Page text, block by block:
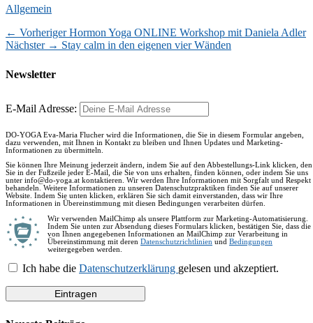
Kategorien
Allgemein
Beitragsnavigation
← Vorheriger Vorheriger
Beitrag:
Hormon Yoga ONLINE Workshop mit Daniela Adler
Nächster → Nächster
Stay calm in den eigenen vier Wänden
Newsletter
E-Mail Adresse:
DO-YOGA Eva-Maria Flucher wird die Informationen, die Sie in diesem Formular angeben,
dazu verwenden, mit Ihnen in Kontakt zu bleiben und Ihnen Updates und Marketing-
Informationen zu übermitteln.
Sie können Ihre Meinung jederzeit ändern, indem Sie auf den Abbestellungs-Link klicken, den
Sie in der Fußzeile jeder E-Mail, die Sie von uns erhalten, finden können, oder indem Sie uns
unter info@do-yoga.at kontaktieren. Wir werden Ihre Informationen mit Sorgfalt und Respekt
behandeln. Weitere Informationen zu unseren Datenschutzpraktiken finden Sie auf unserer
Website. Indem Sie unten klicken, erklären Sie sich damit einverstanden, dass wir Ihre
Informationen in Übereinstimmung mit diesen Bedingungen verarbeiten dürfen.
Wir verwenden MailChimp als unsere Plattform zur Marketing-Automatisierung.
Indem Sie unten zur Absendung dieses Formulars klicken, bestätigen Sie, dass die
von Ihnen angegebenen Informationen an MailChimp zur Verarbeitung in
Übereinstimmung mit deren Datenschutzrichtlinien und Bedingungen
weitergegeben werden.
Ich habe die Datenschutzerklärung gelesen und akzeptiert.